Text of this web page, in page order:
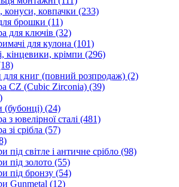
конуси, ковпачки (233)
брошки (11)
для ключів (32)
для кулона (101)
кінцевики, крімпи (296)
для книг (повний розпродаж) (2)
CZ (Cubic Zirconia) (39)
(24)
з ювелірної сталі (481)
зі срібла (57)
під світле і античне срібло (98)
під золото (55)
під бронзу (54)
Gunmetal (12)